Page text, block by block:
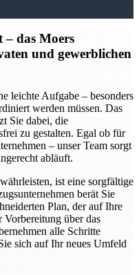
– das Moers
und gewerblichen
leichte Aufgabe – besonders
werden müssen. Das
Sie dabei, die
zu gestalten. Egal ob für
– unser Team sorgt
abläuft.
ist eine sorgfältige
berät Sie
Plan, der auf Ihre
Vorbereitung über das
alle Schritte
sich auf Ihr neues Umfeld